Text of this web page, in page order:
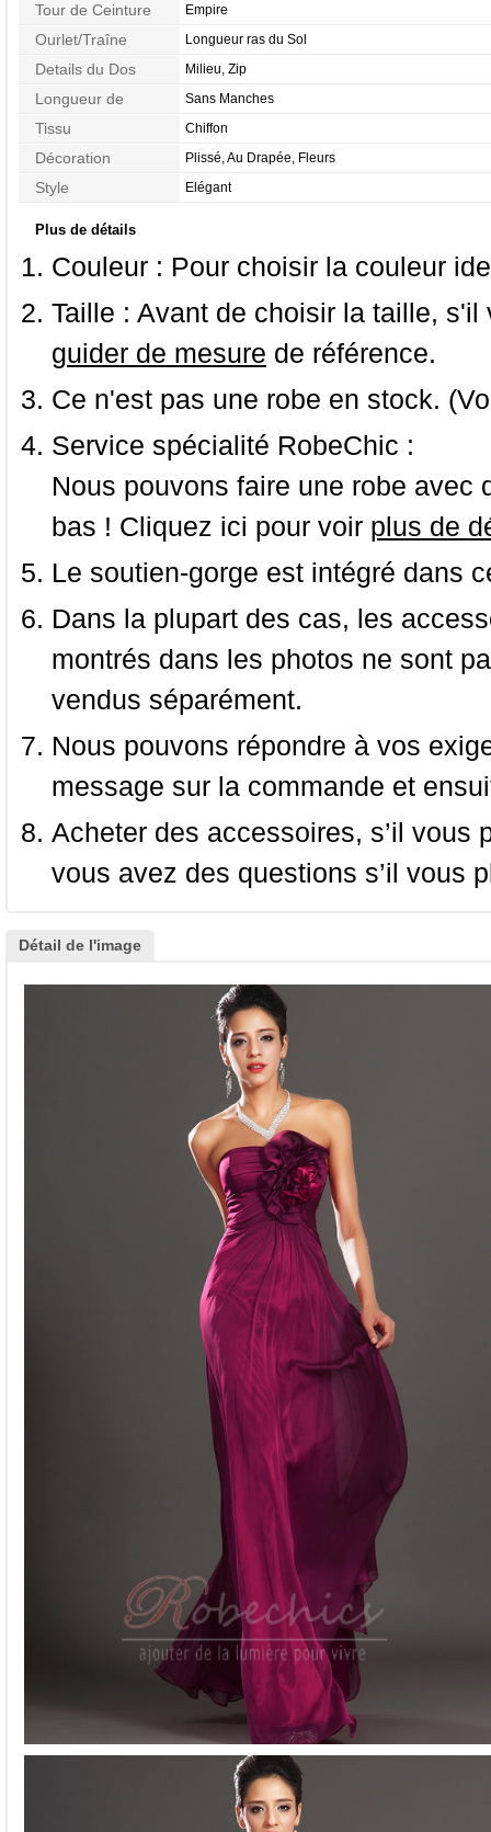
Tour de Ceinture Empire
Ourlet/Traîne Longueur ras du Sol
Details du Dos Milieu, Zip
Longueur de
Manches
Sans Manches
Tissu Chiffon
Décoration Plissé, Au Drapée, Fleurs
Style Elégant
Plus de détails
Couleur : Pour choisir la couleur
Taille : Avant de choisir la taille,
guider de mesure de référence.
Ce n'est pas une robe en stock.
Service spécialité RobeChic :
Nous pouvons faire une robe
bas ! Cliquez ici pour voir plus de
Le soutien-gorge est intégré dans
Dans la plupart des cas, les
montrés dans les photos ne sont
vendus séparément.
Nous pouvons répondre à vos
message sur la commande et
Acheter des accessoires, s’il
vous avez des questions s’il vous
Détail de l'image